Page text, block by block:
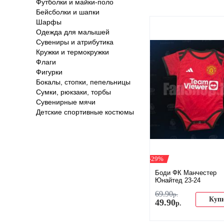
Футболки и майки-поло
Бейсболки и шапки
Шарфы
Одежда для малышей
Сувениры и атрибутика
Кружки и термокружки
Флаги
Фигурки
Бокалы, стопки, пепельницы
Сумки, рюкзаки, торбы
Сувенирные мячи
Детские спортивные костюмы
-29%
Боди ФК Манчестер
Юнайтед 23-24
69.90р.
49.90р.